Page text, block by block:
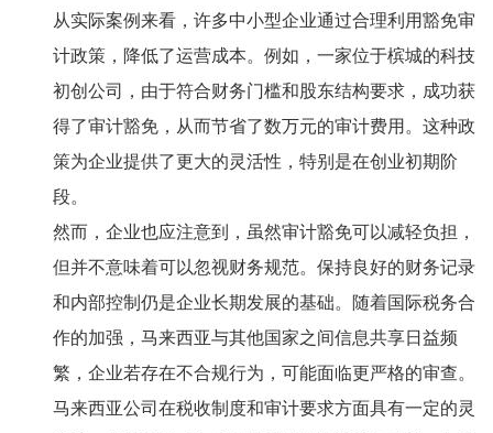
从实际案例来看，许多中小型企业通过合理利用豁免审
计政策，降低了运营成本。例如，一家位于槟城的科技
初创公司，由于符合财务门槛和股东结构要求，成功获
得了审计豁免，从而节省了数万元的审计费用。这种政
策为企业提供了更大的灵活性，特别是在创业初期阶
段。
然而，企业也应注意到，虽然审计豁免可以减轻负担，
但并不意味着可以忽视财务规范。保持良好的财务记录
和内部控制仍是企业长期发展的基础。随着国际税务合
作的加强，马来西亚与其他国家之间信息共享日益频
繁，企业若存在不合规行为，可能面临更严格的审查。
马来西亚公司在税收制度和审计要求方面具有一定的灵